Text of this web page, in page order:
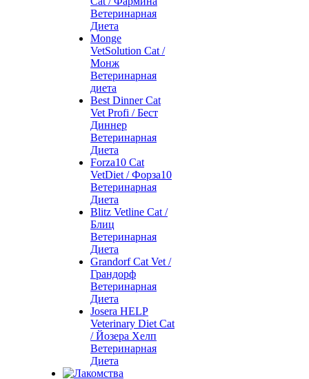
Ветеринарная
Диета
Monge
VetSolution Cat /
Монж
Ветеринарная
диета
Best Dinner Cat
Vet Profi / Бест
Диннер
Ветеринарная
Диета
Forza10 Cat
VetDiet / Форза10
Ветеринарная
Диета
Blitz Vetline Cat /
Блиц
Ветеринарная
Диета
Grandorf Cat Vet /
Грандорф
Ветеринарная
Диета
Josera HELP
Veterinary Diet Cat
/ Йозера Хелп
Ветеринарная
Диета